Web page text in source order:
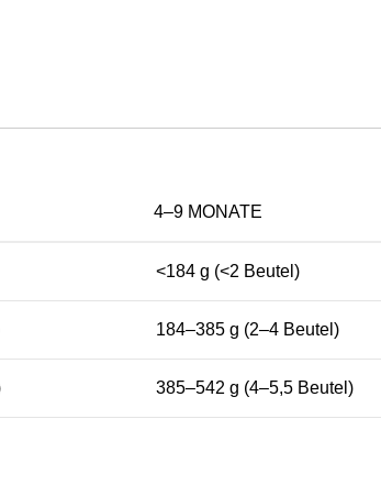
4–9 MONATE
<184 g (<2 Beutel)
184–385 g (2–4 Beutel)
385–542 g (4–5,5 Beutel)